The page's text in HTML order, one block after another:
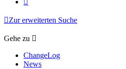
Zur erweiterten Suche
Gehe zu
ChangeLog
News